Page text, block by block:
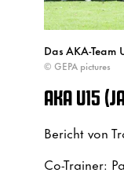
Das AKA-Team
© GEPA pictures
AKA U15
Bericht von
Co-Trainer: